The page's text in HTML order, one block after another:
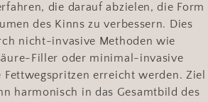
die darauf abzielen, die Form
des Kinns zu verbessern. Dies
nicht-invasive Methoden wie
Filler oder minimal-invasive
Fettwegspritzen erreicht werden. Ziel
harmonisch in das Gesamtbild des